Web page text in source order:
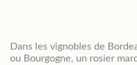
Dans les vignobles de
ou Bourgogne, un rosier